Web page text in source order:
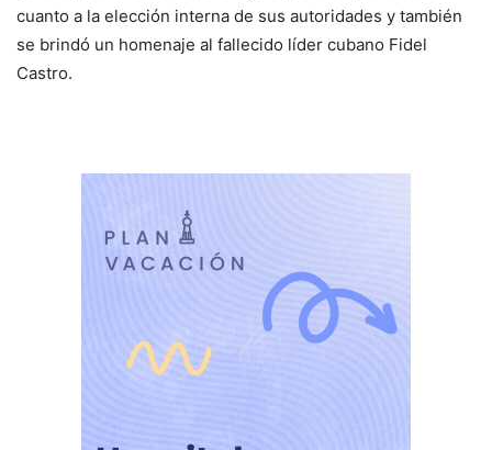
cuanto a la elección interna de sus autoridades y también
se brindó un homenaje al fallecido líder cubano Fidel
Castro.